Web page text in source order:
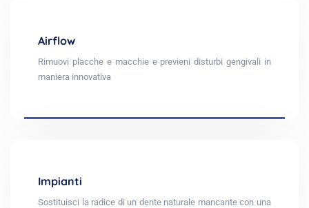
Airflow
Rimuovi placche e macchie e previeni disturbi gengivali in
maniera innovativa
Impianti
Sostituisci la radice di un dente naturale mancante con una